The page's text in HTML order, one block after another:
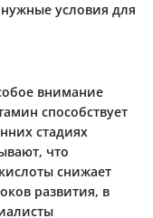
условия для
внимание
способствует
стадиях
что
снижает
развития, в